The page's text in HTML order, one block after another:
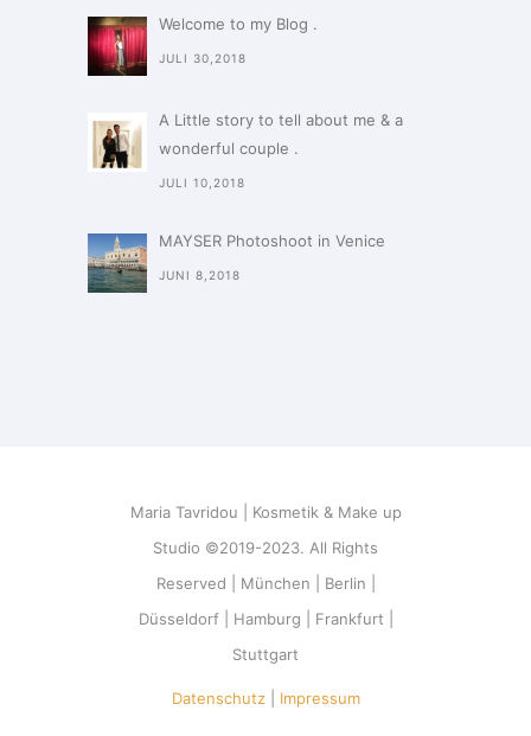
Welcome to my Blog .
JULI 30,2018
A Little story to tell about me & a
wonderful couple .
JULI 10,2018
MAYSER Photoshoot in Venice
JUNI 8,2018
Maria Tavridou | Kosmetik & Make up
Studio ©2019-2023. All Rights
Reserved | München | Berlin |
Düsseldorf | Hamburg | Frankfurt |
Stuttgart
Datenschutz| Impressum